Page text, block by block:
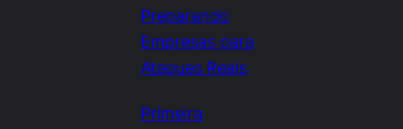
Preparando
Empresas para
Ataques Reais
Primeira